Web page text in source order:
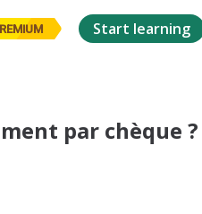
Start learning
par chèque ?